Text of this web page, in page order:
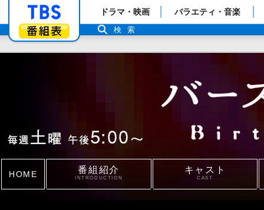
「TBSテレビ」トップページ
番組表
ドラマ・映画 バラエティ・音楽
検索
HOME 番組紹介
INTRODUCTION
キャスト
CAST